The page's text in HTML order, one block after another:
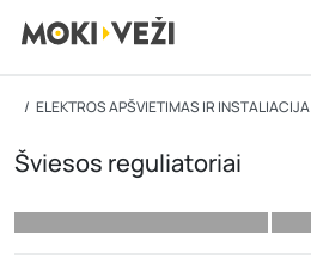
ELEKTROS APŠVIETIMAS IR INSTALIACIJA
Šviesos reguliatoriai